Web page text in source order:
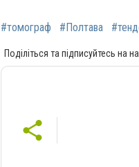
#томограф #Полтава
Поділіться та підписуйтесь на